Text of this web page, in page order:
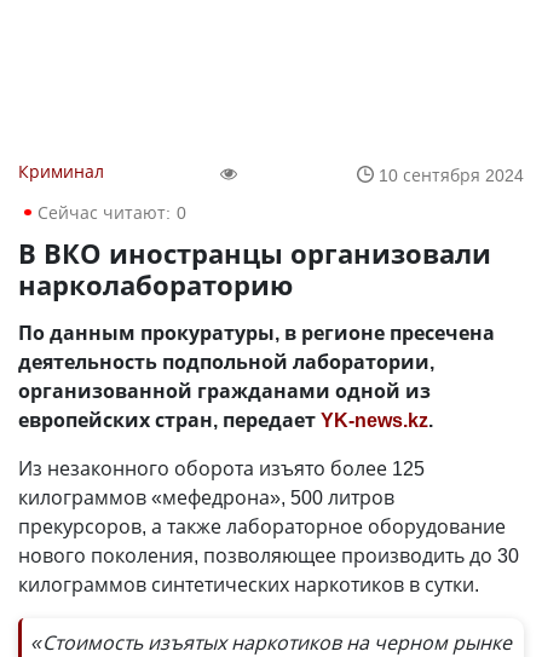
Криминал
10 сентября 2024
Сейчас читают: 0
В ВКО иностранцы организовали
нарколабораторию
По данным прокуратуры, в регионе пресечена
деятельность подпольной лаборатории,
организованной гражданами одной из
европейских стран, передаетYK-news.kz.
Из незаконного оборота изъято более 125
килограммов «мефедрона», 500 литров
прекурсоров, а также лабораторное оборудование
нового поколения, позволяющее производить до 30
килограммов синтетических наркотиков в сутки.
«Стоимость изъятых наркотиков на черном рынке